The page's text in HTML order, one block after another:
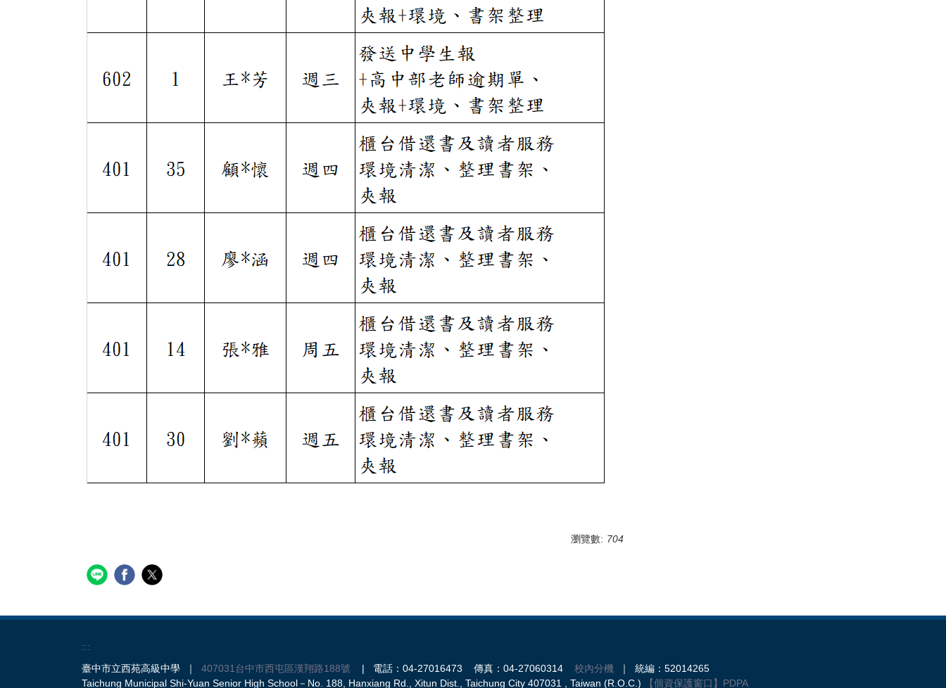
瀏覽數: 704
:::
臺中市立西苑高級中學 ｜ 407031台中市西屯區漢翔路188號 | 電話：04-27016473 傳真：04-27060314 校內分機 ｜ 統編：52014265
Taichung Municipal Shi-Yuan Senior High School－No. 188, Hanxiang Rd., Xitun Dist., Taichung City 407031 , Taiwan (R.O.C.)
【個資保護窗口】 PDPA